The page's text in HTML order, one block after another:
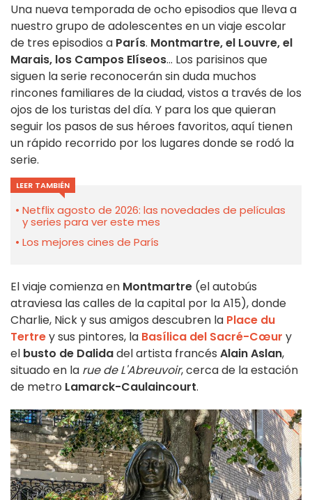
Una nueva temporada de ocho episodios que lleva a
nuestro grupo de adolescentes en un viaje escolar
de tres episodios a París. Montmartre, el Louvre, el
Marais, los Campos Elíseos... Los parisinos que
siguen la serie reconocerán sin duda muchos
rincones familiares de la ciudad, vistos a través de los
ojos de los turistas del día. Y para los que quieran
seguir los pasos de sus héroes favoritos, aquí tienen
un rápido recorrido por los lugares donde se rodó la
serie.
LEER TAMBIÉN
Netflix agosto de 2026: las novedades de películas
y series para ver este mes
Los mejores cines de París
El viaje comienza en Montmartre (el autobús
atraviesa las calles de la capital por la A15), donde
Charlie, Nick y sus amigos descubren la Place du
Tertrey sus pintores, la Basílica del Sacré-Cœur y
el busto de Dalidadel artista francés Alain Aslan,
situado en la rue de L'Abreuvoir, cerca de la estación
de metro Lamarck-Caulaincourt.